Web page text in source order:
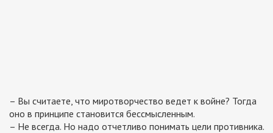
– Вы считаете, что миротворчество ведет к войне? Тогда
оно в принципе становится бессмысленным.
– Не всегда. Но надо отчетливо понимать цели противника.